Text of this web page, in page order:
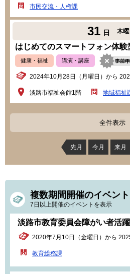
市民交流・人権課
31 日 木曜
はじめてのスマートフォン体
健康・福祉 講演・講座
2024年10月28日（月曜日）から
淡路市福祉会館1階 地域福祉
全件表示
先月 今月 来月
複数期間開催のイベント
7日以上開催のイベントを表示
淡路市教育委員会障がい者活
2020年7月10日（金曜日）から
教育総務課